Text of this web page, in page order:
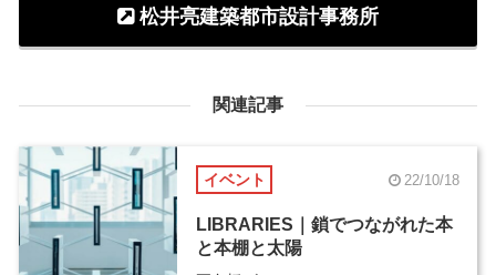
松井亮建築都市設計事務所
関連記事
イベント 22/10/18
LIBRARIES｜鎖でつながれた本
と本棚と太陽